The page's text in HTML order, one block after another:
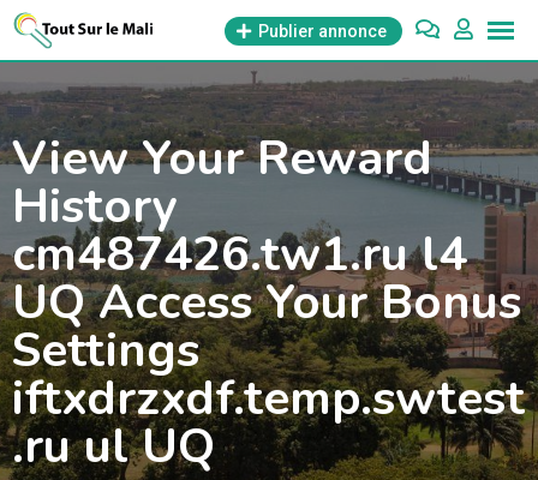
Aller
Publier annonce
View Your Reward
History
cm487426.tw1.ru l4
UQ Access Your Bonus
Settings
iftxdrzxdf.temp.swtest
.ru ul UQ